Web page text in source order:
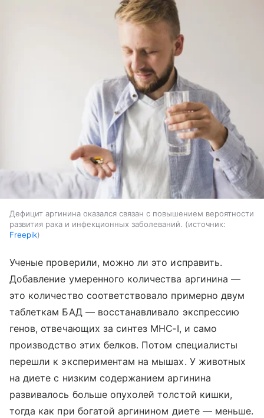
Дефицит аргинина оказался связан с повышением вероятности
развития рака и инфекционных заболеваний.
источник:
Freepik
Ученые проверили, можно ли это исправить.
Добавление умеренного количества аргинина —
это количество соответствовало примерно двум
таблеткам БАД — восстанавливало экспрессию
генов, отвечающих за синтез MHC‑I, и само
производство этих белков. Потом специалисты
перешли к экспериментам на мышах. У животных
на диете с низким содержанием аргинина
развивалось больше опухолей толстой кишки,
тогда как при богатой аргинином диете — меньше.